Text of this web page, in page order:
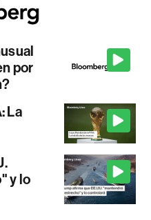
por
La
y lo